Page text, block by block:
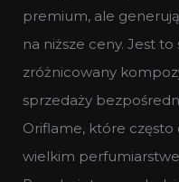
premium, ale
na niższe ceny. Jest
zróżnicowany
sprzedaży
Oriflame, które
wielkim